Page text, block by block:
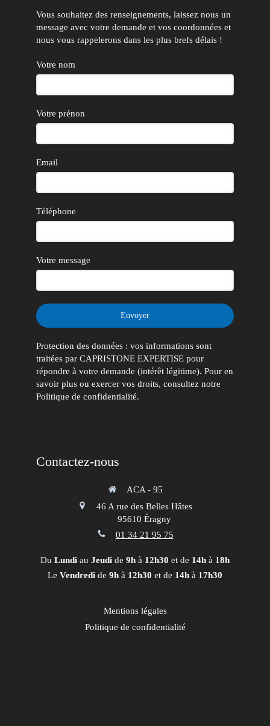
Vous souhaitez des renseignements, laissez nous un
message avec votre demande et vos coordonnées et
nous vous rappelerons dans les plus brefs délais !
Votre nom
Votre prénon
Email
Téléphone
Votre message
Envoyer
Protection des données : vos informations sont
traitées par CAPRISTONE EXPERTISE pour
répondre à votre demande (intérêt légitime). Pour en
savoir plus ou exercer vos droits, consultez notre
Politique de confidentialité.
Contactez-nous
ACA - 95
46 A rue des Belles Hâtes
95610 Éragny
01 34 21 95 75
Du Lundi au Jeudi de 9h à 12h30 et de 14h à 18h
Le Vendredi de 9h à 12h30 et de 14h à 17h30
Mentions légales
Politique de confidentialité